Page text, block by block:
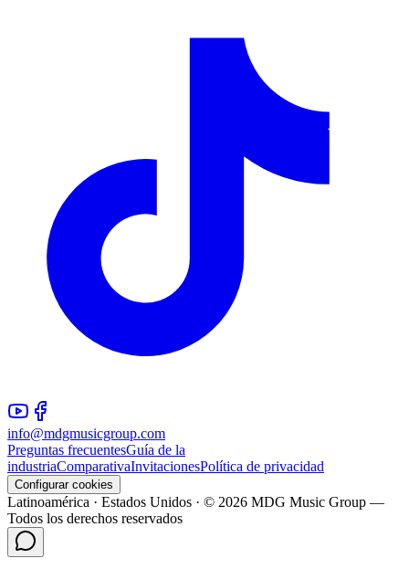
info@mdgmusicgroup.com
Preguntas frecuentesGuía de la
industriaComparativaInvitacionesPolítica de privacidad
Configurar cookies
Latinoamérica · Estados Unidos · © 2026 MDG Music Group —
Todos los derechos reservados